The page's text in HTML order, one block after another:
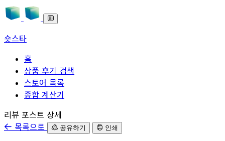
숏스타
홈
상품 후기 검색
스토어 목록
종합 계산기
본문으로 바로가기
리뷰 포스트 상세
목록으로
공유하기 인쇄